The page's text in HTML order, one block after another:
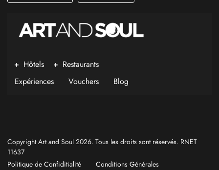
Hôtels
Restaurants
Expériences
Vouchers Blog
Copyright Art and Soul 2026. Tous les droits sont réservés. RNET
11637
Politique de Confiditialité
Conditions Générales